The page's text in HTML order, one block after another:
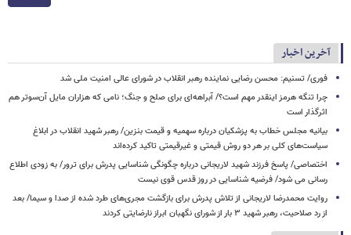
آخرین اخبار
فوری/ تسنیم: محسن رضایی نماینده رهبر انقلاب در شورای عالی امنیت ملی شد
چرا تنگه هرمز اینقدر مهم است؟/ آبراهه‌ای برای صلح و جنگ؛ نامی که هزاران مایل آن‌سوتر هم
اثرگذار است
بیانیه مجلس خطاب به پزشکیان درباره سهمیه و قیمت بنزین/ رهبر شهید انقلاب در ابلاغ
سیاست‌های کلی بر هر دو روش قیمتی و غیرقیمتی تاکید کرده‌اند
اختصاصی/ پاسخ فرزند شهید لاریجانی درباره چگونگی شناسایی پدرش برای ترور/ به زودی اطلاع
رسانی می شود/ فرضیه شناسایی در روز قدس قوی نیست
روایت محمدرضا لاریجانی از تلاش پدرش برای بازگشت مجری‌های طرد شده از صدا و سیما/ بعد
از رد صلاحیت، رهبر شهید ۳ بار از شورای نگهبان ابراز نارضایتی کردند